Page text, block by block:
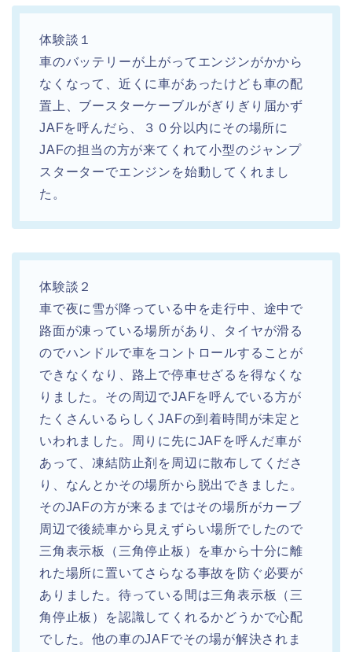
体験談１
車のバッテリーが上がってエンジンがかから
なくなって、近くに車があったけども車の配
置上、ブースターケーブルがぎりぎり届かず
JAFを呼んだら、３０分以内にその場所に
JAFの担当の方が来てくれて小型のジャンプ
スターターでエンジンを始動してくれまし
た。
体験談２
車で夜に雪が降っている中を走行中、途中で
路面が凍っている場所があり、タイヤが滑る
のでハンドルで車をコントロールすることが
できなくなり、路上で停車せざるを得なくな
りました。その周辺でJAFを呼んでいる方が
たくさんいるらしくJAFの到着時間が未定と
いわれました。周りに先にJAFを呼んだ車が
あって、凍結防止剤を周辺に散布してくださ
り、なんとかその場所から脱出できました。
そのJAFの方が来るまではその場所がカーブ
周辺で後続車から見えずらい場所でしたので
三角表示板（三角停止板）を車から十分に離
れた場所に置いてさらなる事故を防ぐ必要が
ありました。待っている間は三角表示板（三
角停止板）を認識してくれるかどうかで心配
でした。他の車のJAFでその場が解決されま